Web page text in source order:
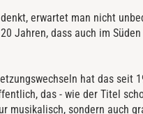
erwartet man nicht
Jahren, dass auch im
hat das seit
das - wie der Titel
musikalisch, sondern auch